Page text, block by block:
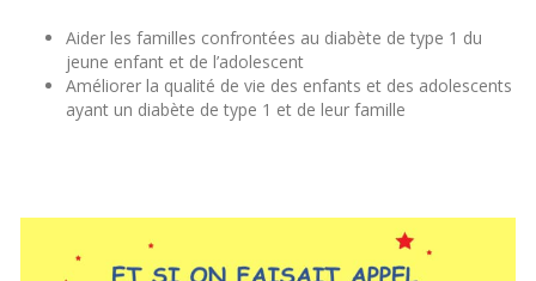
Aider les familles confrontées au diabète de type 1 du
jeune enfant et de l’adolescent
Améliorer la qualité de vie des enfants et des adolescents
ayant un diabète de type 1 et de leur famille